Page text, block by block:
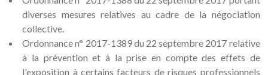
diverses mesures relatives au cadre de la négociation
collective.
Ordonnance n° 2017-1389 du 22 septembre 2017 relative
à la prévention et à la prise en compte des effets de
l'exposition à certains facteurs de risques professionnels